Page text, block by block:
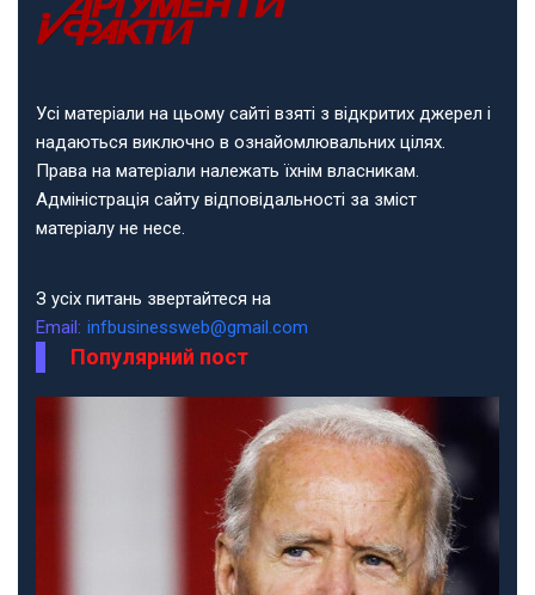
Усі матеріали на цьому сайті взяті з відкритих джерел і
надаються виключно в ознайомлювальних цілях.
Права на матеріали належать їхнім власникам.
Адміністрація сайту відповідальності за зміст
матеріалу не несе.
З усіх питань звертайтеся на
Email: infbusinessweb@gmail.com
Популярний пост